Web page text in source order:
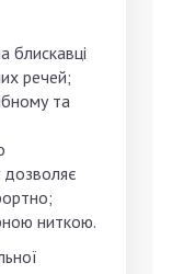
блискавці
речей;
та
дозволяє
ниткою.